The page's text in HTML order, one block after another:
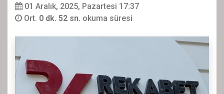
01 Aralık, 2025, Pazartesi 17:37
Ort. 0 dk. 52 sn. okuma süresi